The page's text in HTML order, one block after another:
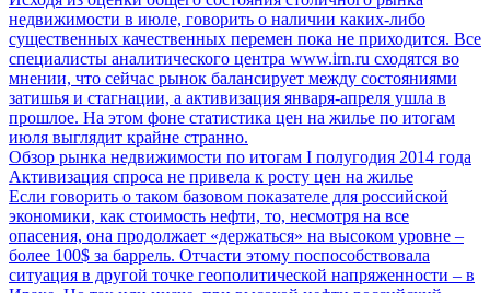
недвижимости в июле, говорить о наличии каких-либо
существенных качественных перемен пока не приходится. Все
специалисты аналитического центра www.irn.ru сходятся во
мнении, что сейчас рынок балансирует между состояниями
затишья и стагнации, а активизация января-апреля ушла в
прошлое. На этом фоне статистика цен на жилье по итогам
июля выглядит крайне странно.
Обзор рынка недвижимости по итогам I полугодия 2014 года
Активизация спроса не привела к росту цен на жилье
Если говорить о таком базовом показателе для российской
экономики, как стоимость нефти, то, несмотря на все
опасения, она продолжает «держаться» на высоком уровне –
более 100$ за баррель. Отчасти этому поспособствовала
ситуация в другой точке геополитической напряженности – в